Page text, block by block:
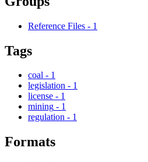
Reference Files - 1
Tags
coal - 1
legislation - 1
license - 1
mining - 1
regulation - 1
Formats